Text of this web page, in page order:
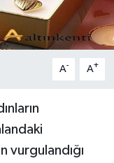
A- A+
vurgulandığı